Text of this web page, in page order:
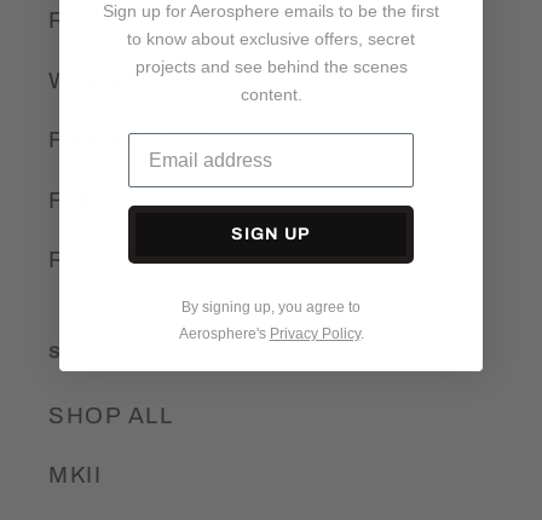
RETURNS
WARRANTY
FRAME SIZE
FAQ
REGISTER YOUR EYEWEAR
Shop
SHOP ALL
MKII
Sign up for Aerosphere emails to be the first
to know about exclusive offers, secret
projects and see behind the scenes
content.
SIGN UP
By signing up, you agree to
Aerosphere's Privacy Policy.